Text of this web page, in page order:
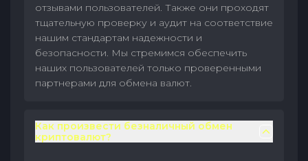
отзывами пользователей. Также они проходят
тщательную проверку и аудит на соответствие
нашим стандартам надежности и
безопасности. Мы стремимся обеспечить
наших пользователей только проверенными
партнерами для обмена валют.
Как произвести безналичный обмен
криптовалют?